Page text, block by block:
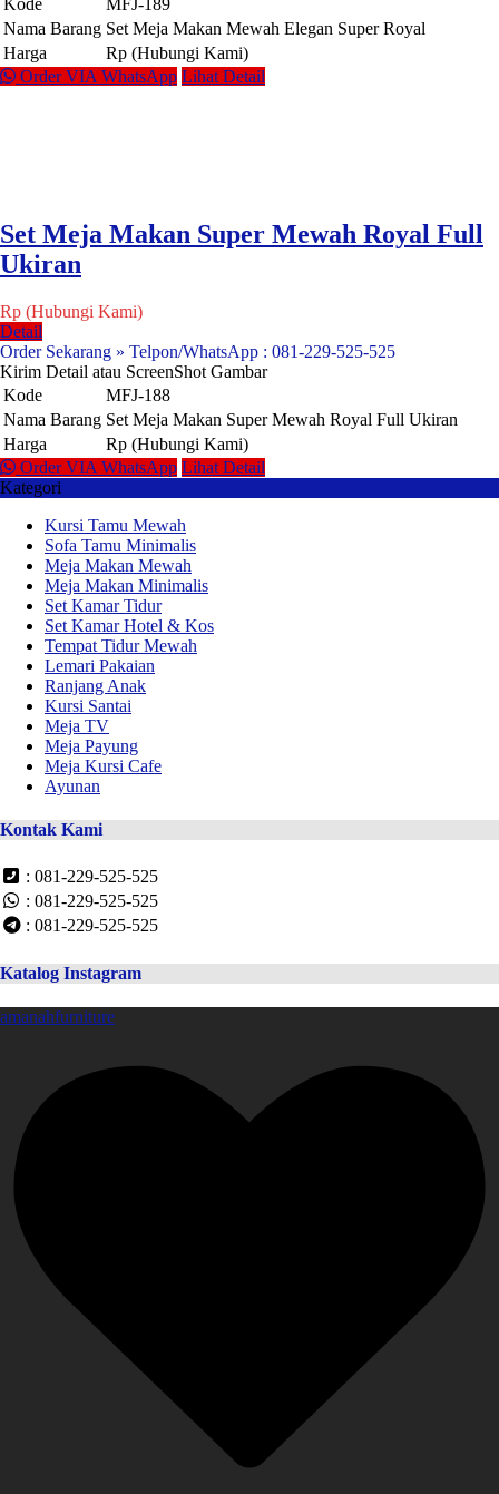
Kode
MFJ-189
Nama Barang Set Meja Makan Mewah Elegan Super Royal
Harga
Rp (Hubungi Kami)
Order VIA WhatsApp Lihat Detail
Set Meja Makan Super Mewah Royal Full
Ukiran
Rp (Hubungi Kami)
Detail
Order Sekarang » Telpon/WhatsApp : 081-229-525-525
Kirim Detail atau ScreenShot Gambar
Kode
MFJ-188
Nama Barang Set Meja Makan Super Mewah Royal Full Ukiran
Harga
Rp (Hubungi Kami)
Order VIA WhatsApp Lihat Detail
Kategori
Kursi Tamu Mewah
Sofa Tamu Minimalis
Meja Makan Mewah
Meja Makan Minimalis
Set Kamar Tidur
Set Kamar Hotel & Kos
Tempat Tidur Mewah
Lemari Pakaian
Ranjang Anak
Kursi Santai
Meja TV
Meja Payung
Meja Kursi Cafe
Ayunan
Kontak Kami
: 081-229-525-525
: 081-229-525-525
: 081-229-525-525
Katalog Instagram
amanahfurniture